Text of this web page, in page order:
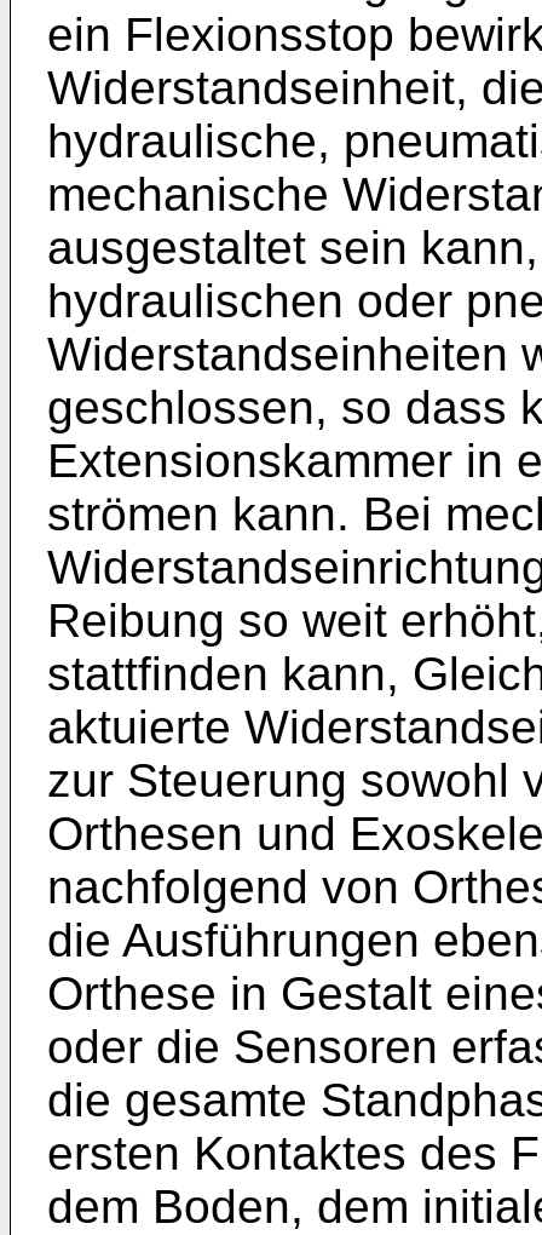
ein Flexionsstop
Widerstandseinheit,
hydraulische,
mechanische
ausgestaltet sein
hydraulischen oder
Widerstandseinheiten
geschlossen, so dass
Extensionskammer in
strömen kann. Bei
Reibung so weit
stattfinden kann,
aktuierte
zur Steuerung sowohl
Orthesen und
nachfolgend von
die Ausführungen
Orthese in Gestalt
oder die Sensoren
die gesamte
ersten Kontaktes des
dem Boden, dem